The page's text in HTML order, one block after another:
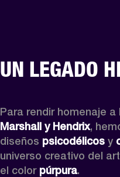
UN LEGADO
Para rendir homenaje a
Marshall y Hendrix,
diseños psicodélicos y
universo creativo del
el color púrpura.